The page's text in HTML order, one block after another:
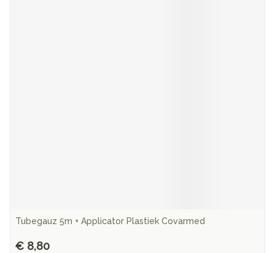
Tubegauz 5m + Applicator Plastiek Covarmed
€ 8,80